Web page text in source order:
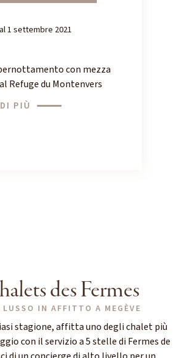
1 settembre 2021
con mezza
Refuge du Montenvers
PIÙ
des Fermes
IN AFFITTO A MEGÈVE
stagione, affitta uno degli chalet più
con il servizio a 5 stelle di Fermes de